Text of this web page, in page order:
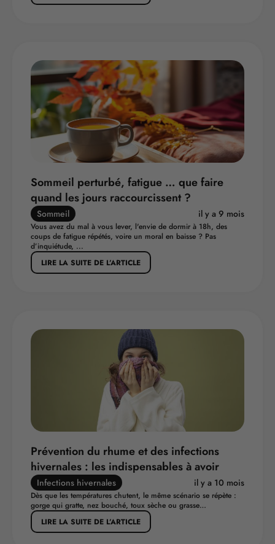
Sommeil perturbé, fatigue … que faire
quand les jours raccourcissent ?
Sommeil il y a 9 mois
Vous avez du mal à vous lever, l'envie de dormir à 18h, des
coups de fatigue répétés, voire un moral en baisse ? Pas
d’inquiétude, ...
LIRE LA SUITE DE L’ARTICLE
Prévention du rhume et des infections
hivernales : les indispensables à avoir
Infections hivernales il y a 10 mois
Dès que les températures chutent, le même scénario se répète :
gorge qui gratte, nez bouché, toux sèche ou grasse…
LIRE LA SUITE DE L’ARTICLE